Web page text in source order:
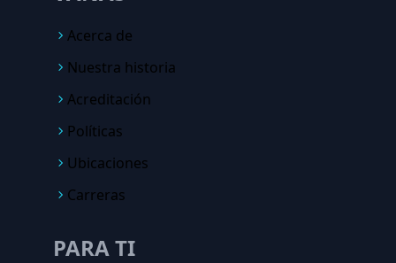
Acerca de
Nuestra historia
Acreditación
Políticas
Ubicaciones
Carreras
PARA TI